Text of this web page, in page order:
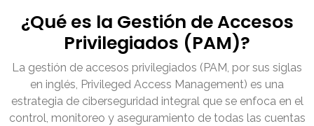
¿Qué es la Gestión de Accesos
Privilegiados (PAM)?
La gestión de accesos privilegiados (PAM, por sus siglas
en inglés, Privileged Access Management) es una
estrategia de ciberseguridad integral que se enfoca en el
control, monitoreo y aseguramiento de todas las cuentas